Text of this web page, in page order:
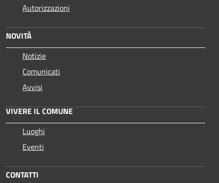
Autorizzazioni
NOVITÀ
Notizie
Comunicati
Avvisi
VIVERE IL COMUNE
Luoghi
Eventi
CONTATTI